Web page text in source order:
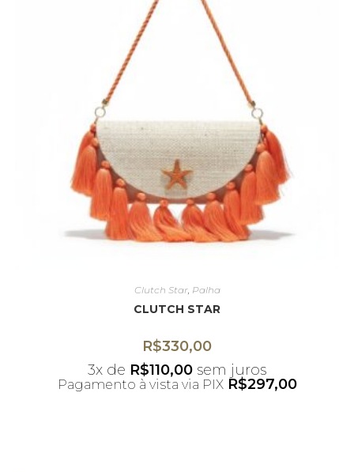
Clutch Star, Palha
CLUTCH STAR
R$330,00
3x de R$110,00 sem juros
Pagamento à vista via PIX R$297,00